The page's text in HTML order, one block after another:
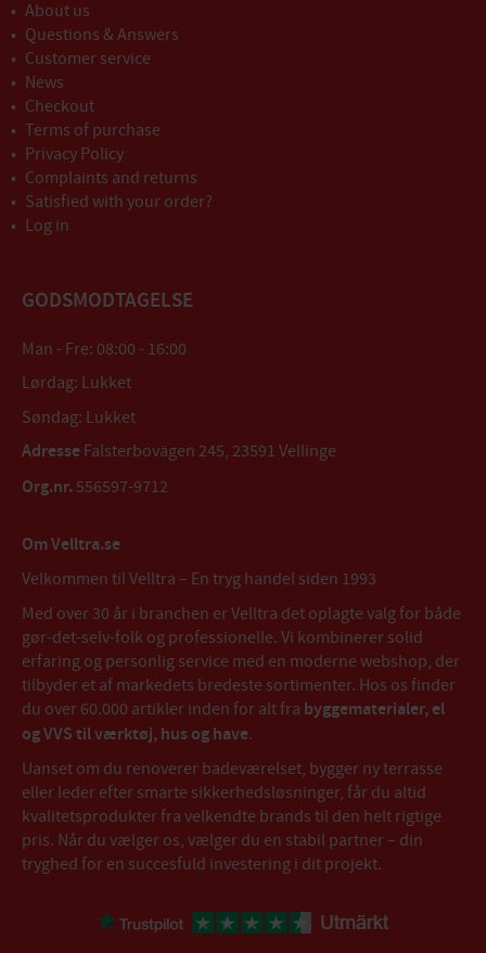
About us
Questions & Answers
Customer service
News
Checkout
Terms of purchase
Privacy Policy
Complaints and returns
Satisfied with your order?
Log in
GODSMODTAGELSE
Man - Fre: 08:00 - 16:00
Lørdag: Lukket
Søndag: Lukket
Adresse Falsterbovägen 245, 23591 Vellinge
Org.nr. 556597-9712
Om Velltra.se
Velkommen til Velltra – En tryg handel siden 1993
Med over 30 år i branchen er Velltra det oplagte valg for både
gør-det-selv-folk og professionelle. Vi kombinerer solid
erfaring og personlig service med en moderne webshop, der
tilbyder et af markedets bredeste sortimenter. Hos os finder
du over 60.000 artikler inden for alt fra byggematerialer, el
og VVS til værktøj, hus og have.
Uanset om du renoverer badeværelset, bygger ny terrasse
eller leder efter smarte sikkerhedsløsninger, får du altid
kvalitetsprodukter fra velkendte brands til den helt rigtige
pris. Når du vælger os, vælger du en stabil partner – din
tryghed for en succesfuld investering i dit projekt.